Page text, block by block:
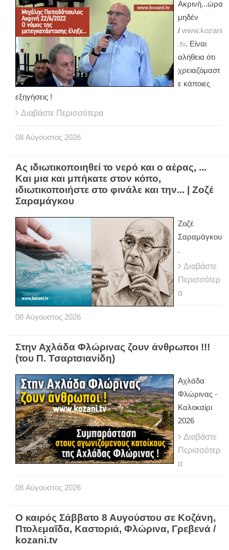
Ακρινή...ώρα
μηδέν
/ www.kozani
.tv. Είναι
αλήθεια ότι
χρειαζόμαστ
ε κάποιες
εξηγήσεις !
Διαβάστε Περισσότερα
08 Αύγουστος 2026
Ας ιδιωτικοποιηθεί το νερό και ο αέρας, ...
Και μια και μπήκατε στον κόπο,
ιδιωτικοποιήστε στο φινάλε και την... | Ζοζέ
Σαραμάγκου
Ζοζέ
Σαραμάγκου
.
Διαβάστε
Περισσότερ
α
08 Αύγουστος 2026
Στην Αχλάδα Φλώρινας ζουν άνθρωποι !!!
(του Π. Τσαρτσιανίδη)
Αχλάδα
Φλώρινας -
Καλοκαίρι
2026
Διαβάστε
Περισσότερ
α
08 Αύγουστος 2026
Ο καιρός Σάββατο 8 Αυγούστου σε Κοζάνη,
Πτολεμαΐδα, Καστοριά, Φλώρινα, Γρεβενά /
kozani.tv